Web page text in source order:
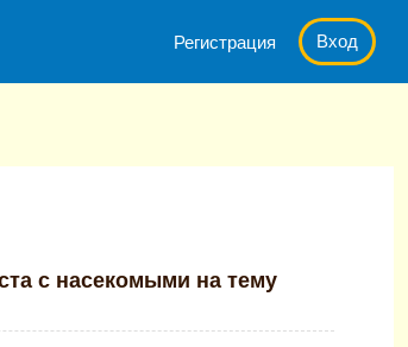
Регистрация Вход
с насекомыми на тему